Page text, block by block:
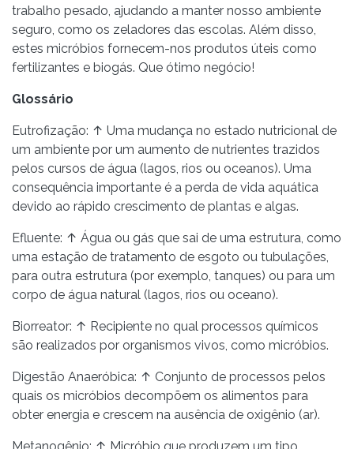
trabalho pesado, ajudando a manter nosso ambiente
seguro, como os zeladores das escolas. Além disso,
estes micróbios fornecem-nos produtos úteis como
fertilizantes e biogás. Que ótimo negócio!
Glossário
Eutrofização: ↑ Uma mudança no estado nutricional de
um ambiente por um aumento de nutrientes trazidos
pelos cursos de água (lagos, rios ou oceanos). Uma
consequência importante é a perda de vida aquática
devido ao rápido crescimento de plantas e algas.
Efluente: ↑ Água ou gás que sai de uma estrutura, como
uma estação de tratamento de esgoto ou tubulações,
para outra estrutura (por exemplo, tanques) ou para um
corpo de água natural (lagos, rios ou oceano).
Biorreator: ↑ Recipiente no qual processos químicos
são realizados por organismos vivos, como micróbios.
Digestão Anaeróbica: ↑ Conjunto de processos pelos
quais os micróbios decompõem os alimentos para
obter energia e crescem na ausência de oxigênio (ar).